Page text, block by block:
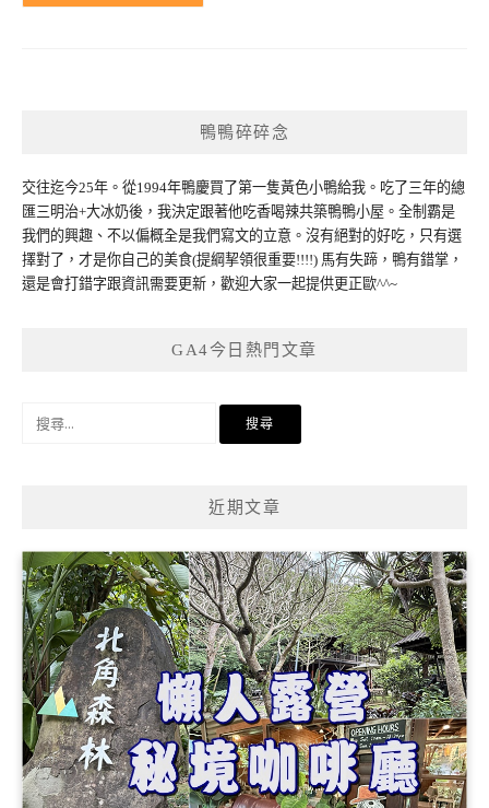
鴨鴨碎碎念
交往迄今25年。從1994年鴨慶買了第一隻黃色小鴨給我。吃了三年的總
匯三明治+大冰奶後，我決定跟著他吃香喝辣共築鴨鴨小屋。全制霸是
我們的興趣、不以偏概全是我們寫文的立意。沒有絕對的好吃，只有選
擇對了，才是你自己的美食(提綱挈領很重要!!!!) 馬有失蹄，鴨有錯掌，
還是會打錯字跟資訊需要更新，歡迎大家一起提供更正歐^^~
GA4今日熱門文章
近期文章